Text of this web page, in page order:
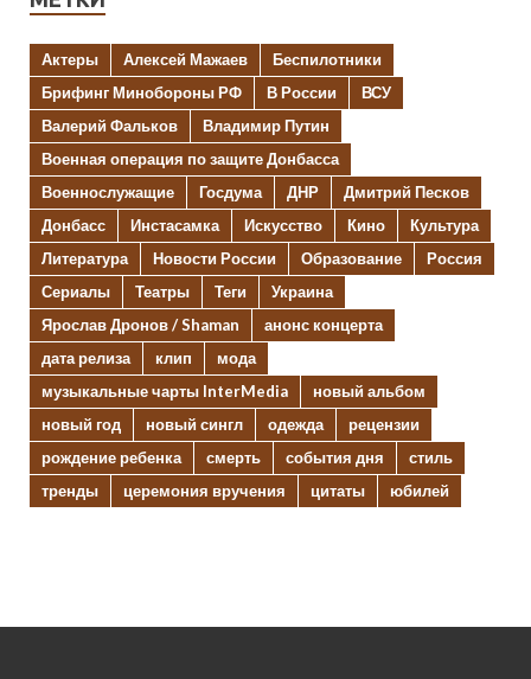
Актеры Алексей Мажаев
Беспилотники
Брифинг Минобороны РФ
В России
ВСУ
Валерий Фальков
Владимир Путин
Военная операция по защите Донбасса
Военнослужащие
Госдума ДНР
Дмитрий Песков
Донбасс
Инстасамка Искусство Кино
Культура
Литература
Новости России Образование
Россия
Сериалы
Театры Теги
Украина
Ярослав Дронов / Shaman
анонс концерта
дата релиза
клип
мода
музыкальные чарты InterMedia
новый альбом
новый год
новый сингл одежда
рецензии
рождение ребенка
смерть события дня
стиль
тренды
церемония вручения цитаты юбилей